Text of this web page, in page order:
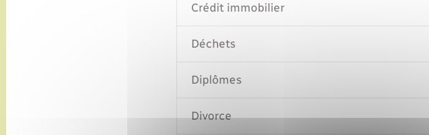
Crédit immobilier
Déchets
Diplômes
Divorce